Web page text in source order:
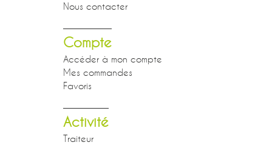
Nous contacter
Compte
Accéder à mon compte
Mes commandes
Favoris
Activité
Traiteur